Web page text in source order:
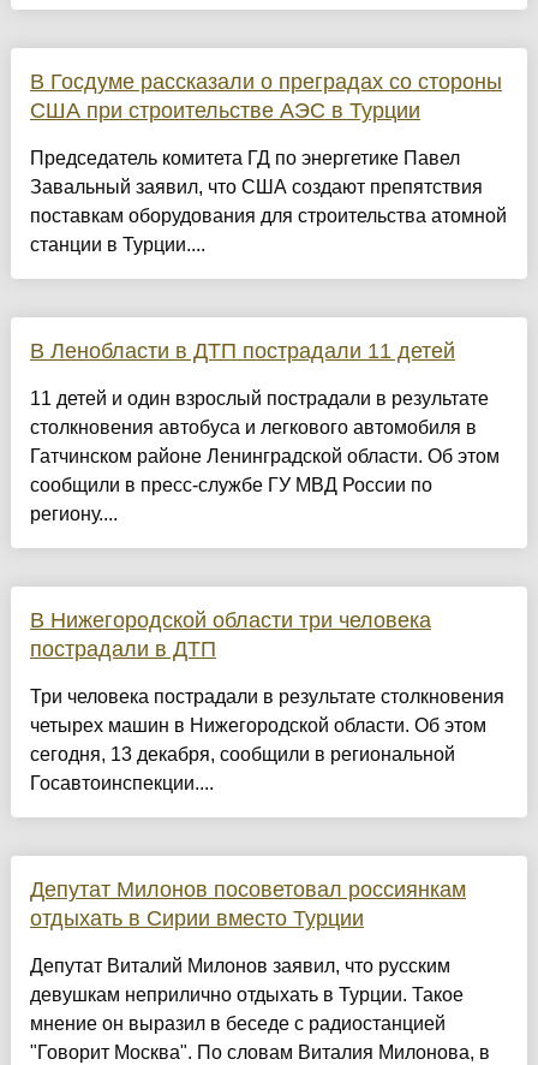
В Госдуме рассказали о преградах со стороны
США при строительстве АЭС в Турции
Председатель комитета ГД по энергетике Павел
Завальный заявил, что США создают препятствия
поставкам оборудования для строительства атомной
станции в Турции....
В Ленобласти в ДТП пострадали 11 детей
11 детей и один взрослый пострадали в результате
столкновения автобуса и легкового автомобиля в
Гатчинском районе Ленинградской области. Об этом
сообщили в пресс-службе ГУ МВД России по
региону....
В Нижегородской области три человека
пострадали в ДТП
Три человека пострадали в результате столкновения
четырех машин в Нижегородской области. Об этом
сегодня, 13 декабря, сообщили в региональной
Госавтоинспекции....
Депутат Милонов посоветовал россиянкам
отдыхать в Сирии вместо Турции
Депутат Виталий Милонов заявил, что русским
девушкам неприлично отдыхать в Турции. Такое
мнение он выразил в беседе с радиостанцией
"Говорит Москва". По словам Виталия Милонова, в